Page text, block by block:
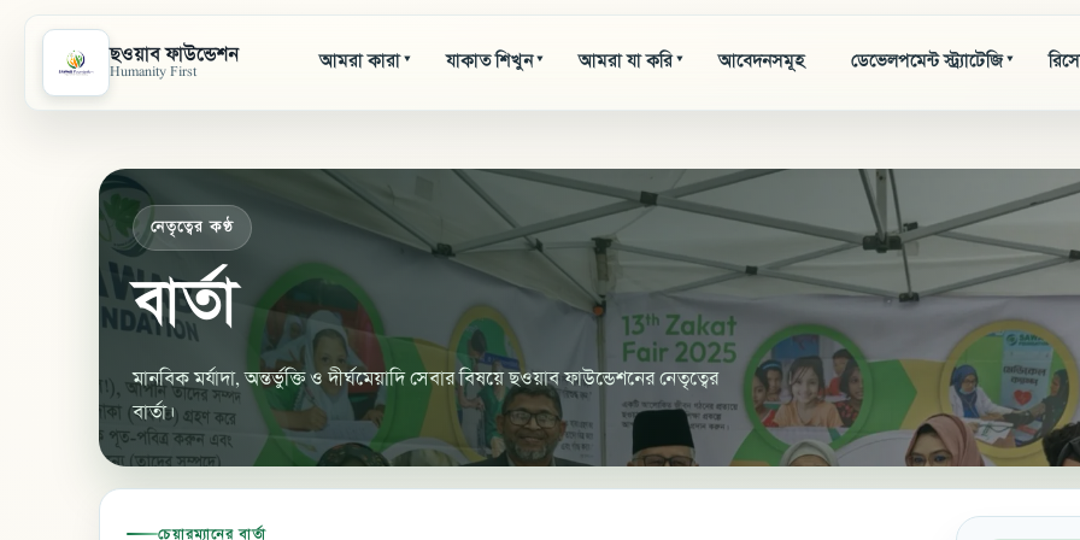
ছওয়াব ফাউন্ডেশন
Humanity First
আমরা কারা ▾ যাকাত শিখুন▾ আমরা যা করি ▾ আবেদনসমূহ ডেভেলপমেন্ট স্ট্র্যাটেজি ▾
নেতৃত্বের কণ্ঠ
বার্তা
মানবিক মর্যাদা, অন্তর্ভুক্তি ও দীর্ঘমেয়াদি সেবার বিষয়ে ছওয়াব ফাউন্ডেশনের নেতৃত্বের
বার্তা।
চেয়ারম্যানের বার্তা